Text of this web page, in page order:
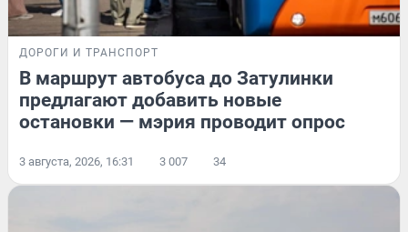
ДОРОГИ И ТРАНСПОРТ
В маршрут автобуса до Затулинки
предлагают добавить новые
остановки — мэрия проводит опрос
3 августа, 2026, 16:31 3 007 34